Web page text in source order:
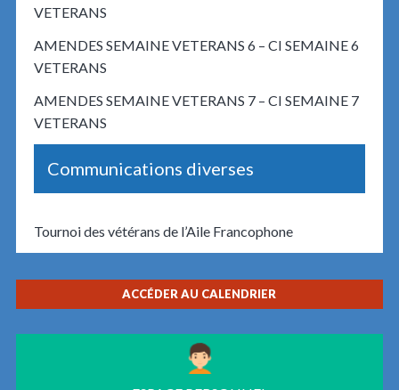
VETERANS
AMENDES SEMAINE VETERANS 6 – CI SEMAINE 6
VETERANS
AMENDES SEMAINE VETERANS 7 – CI SEMAINE 7
VETERANS
Communications diverses
Tournoi des vétérans de l’Aile Francophone
ACCÉDER AU CALENDRIER